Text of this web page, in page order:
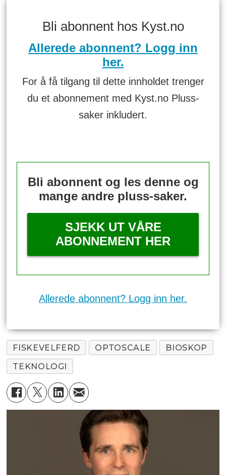
Bli abonnent hos Kyst.no
Allerede abonnent? Logg inn
her.
For å få tilgang til dette innholdet trenger
du et abonnement med Kyst.no Pluss-
saker inkludert.
Bli abonnent og les denne og
mange andre pluss-saker.
SJEKK UT VÅRE
ABONNEMENT HER
Allerede abonnent? Logg inn her.
FISKEVELFERD OPTOSCALE
BIOSKOP
TEKNOLOGI